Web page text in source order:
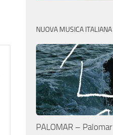
NUOVA MUSICA ITALIANA
PALOMAR – Palomar